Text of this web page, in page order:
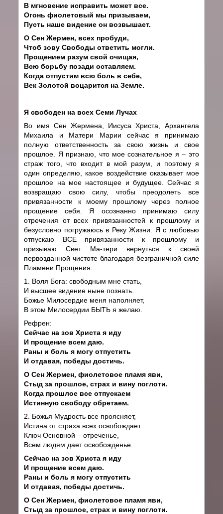
В мгновение исправить может все.
Огонь фиолетовый мы призываем,
Пусть наше видение он возвышает.
О Сен Жермен, всех пробуди,
Чтоб зову Свободы ответить могли.
Прощением разум свой очищая,
Всю борьбу позади оставляем.
Когда отпустим всю боль в себе,
Век Золотой воцарится на Земле.
Я свободен на всех Семи Лучах
Во имя Сен Жермена, Иисуса Христа, Архангела
Михаила и Матери Марии сейчас я принимаю
полную ответственность за свою жизнь и свое
прошлое. Я признаю, что мое сознательное я – это
страж того, что входит в мой разум, и поэтому я
один определяю, какое воздействие оказывает мое
прошлое на мое настоящее и будущее. Сейчас я
возвращаю свою силу, чтобы преодолеть все
привязанности к моему прошлому через полное
прощение себя. Я осознанно принимаю силу
отречения от всех привязанностей к прошлому и
безусловно погружаюсь в Реку Жизни. Я с любовью
отпускаю ВСЕ привязанности к прошлому и
призываю Свет Ма-тери вернуться к своей
первозданной чистоте благодаря безграничной силе
Пламени Прощения.
1. Воля Бога: свободным мне стать,
И высшее видение ныне познать.
Божье Милосердие меня наполняет,
В этом Милосердии БЫТЬ я желаю.
Рефрен:
Сейчас на зов Христа я иду
И прощение всем даю.
Раны и боль я могу отпустить
И отдавая, победы достичь.
О Сен Жермен, фиолетовое пламя яви,
Стыд за прошлое, страх и вину поглоти.
Когда прошлое все отпускаем
Истинную свободу обретаем.
2. Божья Мудрость все проясняет,
Истина от страха всех освобождает.
Ключ Основной – отреченье,
Всем людям дает освобожденье.
Сейчас на зов Христа я иду
И прощение всем даю.
Раны и боль я могу отпустить
И отдавая, победы достичь.
О Сен Жермен, фиолетовое пламя яви,
Стыд за прошлое, страх и вину поглоти.